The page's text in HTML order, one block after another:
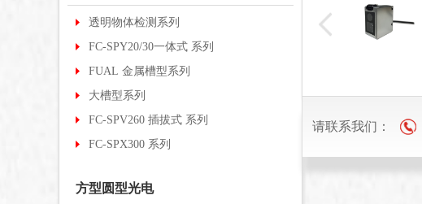
透明物体检测系列
FC-SPY20/30一体式 系列
FUAL 金属槽型系列
大槽型系列
FC-SPV260 插拔式 系列
FC-SPX300 系列
方型圆型光电
FC-SPX613
BRTI-S1500N
请联系我们：